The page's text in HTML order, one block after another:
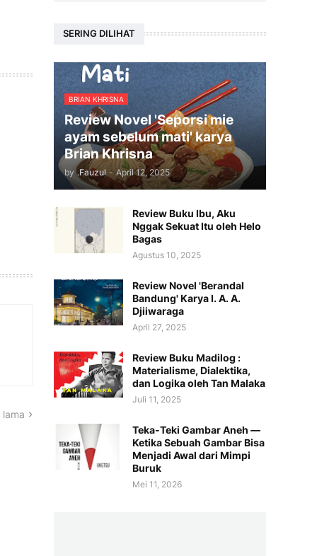
SERING DILIHAT
BRIAN KHRISNA
Review Novel 'Seporsi mie
ayam sebelum mati' karya
Brian Khrisna
by .Fauzul - April 12, 2025
Review Buku Ibu, Aku
Nggak Sekuat Itu oleh Helo
Bagas
Agustus 10, 2025
Review Novel 'Berandal
Bandung' Karya I. A. A.
Djiiwaraga
April 27, 2025
Review Buku Madilog :
Materialisme, Dialektika,
dan Logika oleh Tan Malaka
Juli 11, 2025
Teka-Teki Gambar Aneh —
Ketika Sebuah Gambar Bisa
Menjadi Awal dari Mimpi
Buruk
Mei 11, 2026